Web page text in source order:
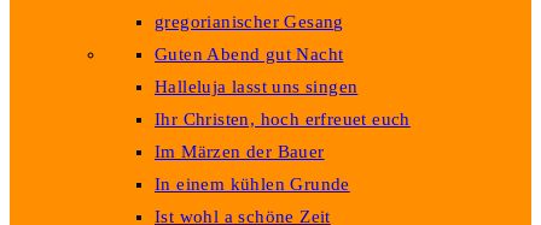
gregorianischer Gesang
Guten Abend gut Nacht
Halleluja lasst uns singen
Ihr Christen, hoch erfreuet euch
Im Märzen der Bauer
In einem kühlen Grunde
Ist wohl a schöne Zeit